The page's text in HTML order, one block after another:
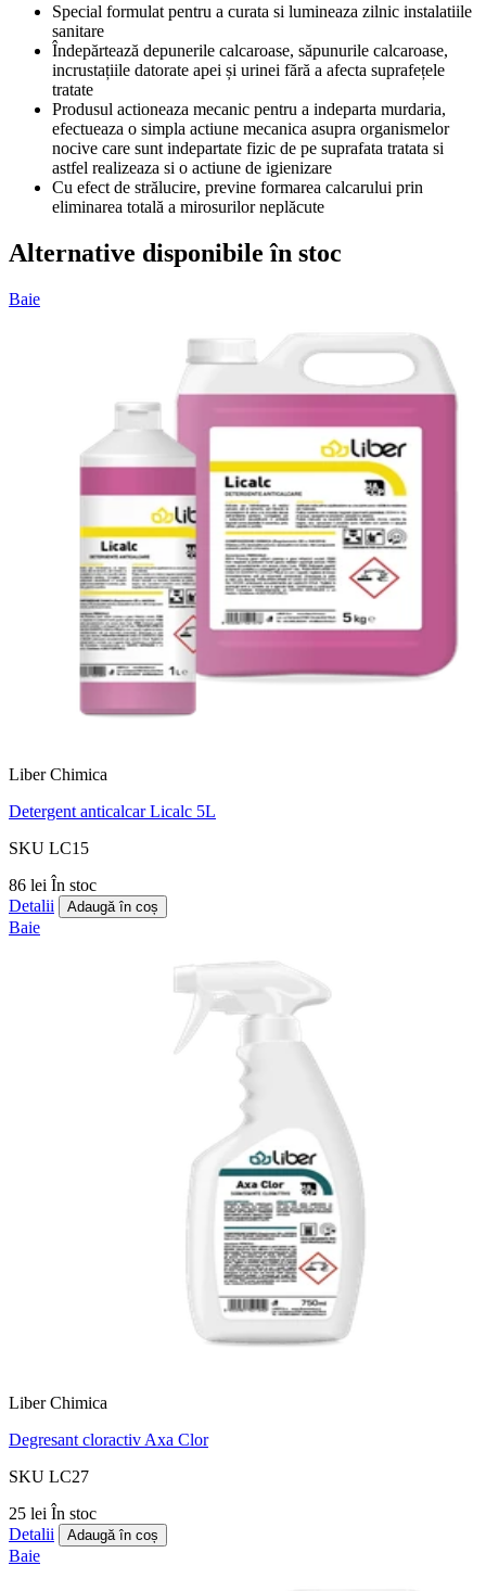
Special formulat pentru a curata si lumineaza zilnic instalatiile
sanitare
Îndepărtează depunerile calcaroase, săpunurile calcaroase,
incrustațiile datorate apei și urinei fără a afecta suprafețele
tratate
Produsul actioneaza mecanic pentru a indeparta murdaria,
efectueaza o simpla actiune mecanica asupra organismelor
nocive care sunt indepartate fizic de pe suprafata tratata si
astfel realizeaza si o actiune de igienizare
Cu efect de strălucire, previne formarea calcarului prin
eliminarea totală a mirosurilor neplăcute
Alternative disponibile în stoc
Baie
Liber Chimica
Detergent anticalcar Licalc 5L
SKU LC15
86 lei În stoc
Detalii
Adaugă în coș
Baie
Liber Chimica
Degresant cloractiv Axa Clor
SKU LC27
25 lei În stoc
Detalii
Adaugă în coș
Baie